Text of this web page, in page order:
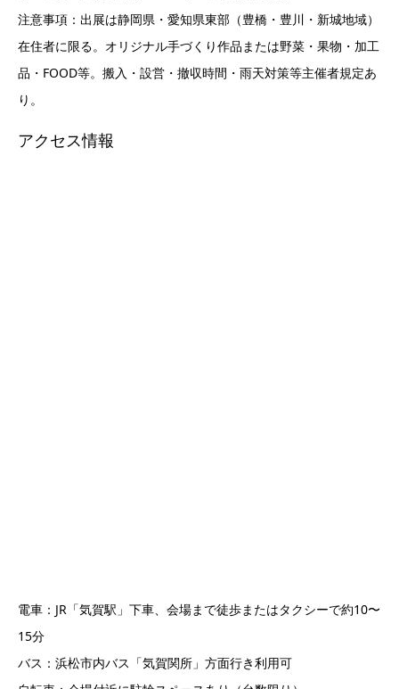
注意事項：出展は静岡県・愛知県東部（豊橋・豊川・新城地域）
在住者に限る。オリジナル手づくり作品または野菜・果物・加工
品・FOOD等。搬入・設営・撤収時間・雨天対策等主催者規定あ
り。
アクセス情報
電車：JR「気賀駅」下車、会場まで徒歩またはタクシーで約10〜
15分
バス：浜松市内バス「気賀関所」方面行き利用可